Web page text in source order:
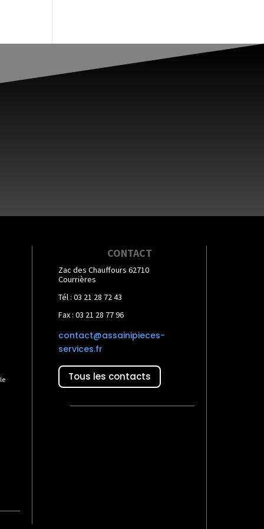
CONTACT
Zac des Chauffours 62710
Courrières
Tél : 03 21 28 72 43
Fax : 03 21 28 77 96
contact@assainipieces-
services.fr
Tous les contacts